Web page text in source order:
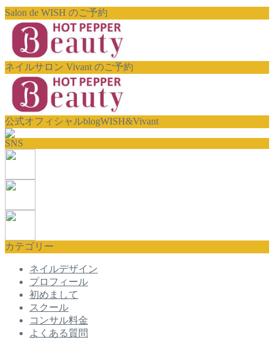
Salon de WISH のご予約
ネイルサロン Vivant のご予約
公式オフィシャルblogWISH&Vivant
SNS
カテゴリー
ネイルデザイン
プロフィール
初めまして
スクール
コンサル料金
よくある質問